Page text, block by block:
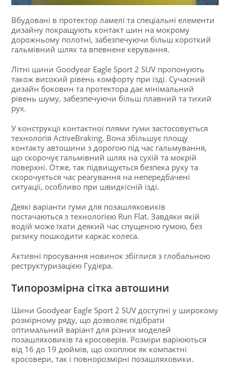
Вбудовані в протектор ламелі та спеціальні елементи
дизайну покращують контакт шин на мокрому
дорожньому полотні, забезпечуючи більш короткий
гальмівний шлях та впевнене керування.
Літні шини Goodyear Eagle Sport 2 SUV пропонують
також високий рівень комфорту при їзді. Сучасний
дизайн боковин та протектора дає мінімальний
рівень шуму, забезпечуючи більш плавний та тихий
рух.
У конструкції контактної плями гуми застосовується
технологія ActiveBraking. Вона збільшує площу
контакту автошини з дорогою під час гальмування,
що скорочує гальмівний шлях на сухій та мокрій
поверхні. Отже, так підвищується безпека руху та
скорочується час реагування на непередбачені
ситуації, особливо при швидкісній їзді.
Деякі варіанти гуми для позашляховиків
постачаються з технологією Run Flat. Завдяки якій
водій може їхати деякий час спущеною гумою, без
ризику пошкодити каркас колеса.
Активні просування новинок збіглися з глобальною
реструктуризацією Гудієра.
Типорозмірна сітка автошини
Шини Goodyear Eagle Sport 2 SUV доступні у широкому
розмірному ряду, що дозволяє підібрати
оптимальний варіант для різних моделей
позашляховиків та кросоверів. Розміри варіюються
від 16 до 19 дюймів, що охоплює як компактні
кросовери, так і повнорозмірні позашляховики.